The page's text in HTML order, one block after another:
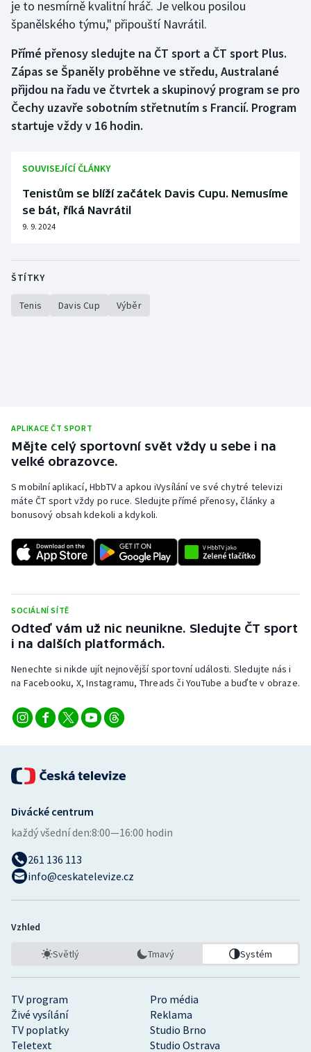
je to nesmírně kvalitní hráč. Je velkou posilou
španělského týmu," připouští Navrátil.
Přímé přenosy sledujte na ČT sport a ČT sport Plus.
Zápas se Španěly proběhne ve středu, Australané
přijdou na řadu ve čtvrtek a skupinový program se pro
Čechy uzavře sobotním střetnutím s Francií. Program
startuje vždy v 16 hodin.
SOUVISEJÍCÍ ČLÁNKY
Tenistům se blíží začátek Davis Cupu. Nemusíme
se bát, říká Navrátil
9. 9. 2024
ŠTÍTKY
Tenis Davis Cup Výběr
APLIKACE ČT SPORT
Mějte celý sportovní svět vždy u sebe i na
velké obrazovce.
S mobilní aplikací, HbbTV a apkou iVysílání ve své chytré televizi
máte ČT sport vždy po ruce. Sledujte přímé přenosy, články a
bonusový obsah kdekoli a kdykoli.
SOCIÁLNÍ SÍTĚ
Odteď vám už nic neunikne. Sledujte ČT sport
i na dalších platformách.
Nenechte si nikde ujít nejnovější sportovní události. Sledujte nás i
na Facebooku, X, Instagramu, Threads či YouTube a buďte v obraze.
TV program
Pro média
Živé vysílání
Reklama
TV poplatky
Studio Brno
Teletext
Studio Ostrava
Divácké centrum
každý všední den:8:00—16:00 hodin
261 136 113
info@ceskatelevize.cz
Vzhled
Světlý Tmavý Systém